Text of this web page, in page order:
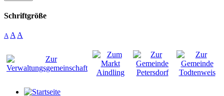
Schriftgröße
A A A